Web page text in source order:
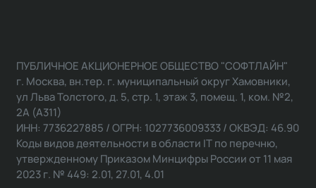
ПУБЛИЧНОЕ АКЦИОНЕРНОЕ ОБЩЕСТВО "СОФТЛАЙН"
г. Москва, вн.тер. г. муниципальный округ Хамовники,
ул Льва Толстого, д. 5, стр. 1, этаж 3, помещ. 1, ком. №2,
2А (А311)
ИНН: 7736227885 / ОГРН: 1027736009333 / ОКВЭД: 46.90
Коды видов деятельности в области IT по перечню,
утвержденному Приказом Минцифры России от 11 мая
2023 г. № 449: 2.01, 27.01, 4.01